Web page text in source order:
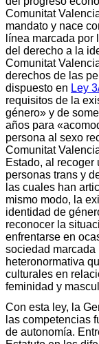
Comunitat
mandato y nace
línea marcada por
del derecho a la
Comunitat
derechos de las
dispuesto en Ley
requisitos de la
género» y de
años para
persona al sexo
Comunitat
Estado, al
personas trans y
las cuales han
mismo modo, la
identidad de
reconocer la
enfrentarse en
sociedad
heteronormativa
culturales en
feminidad y
Con esta ley, la
las competencias
de autonomía.